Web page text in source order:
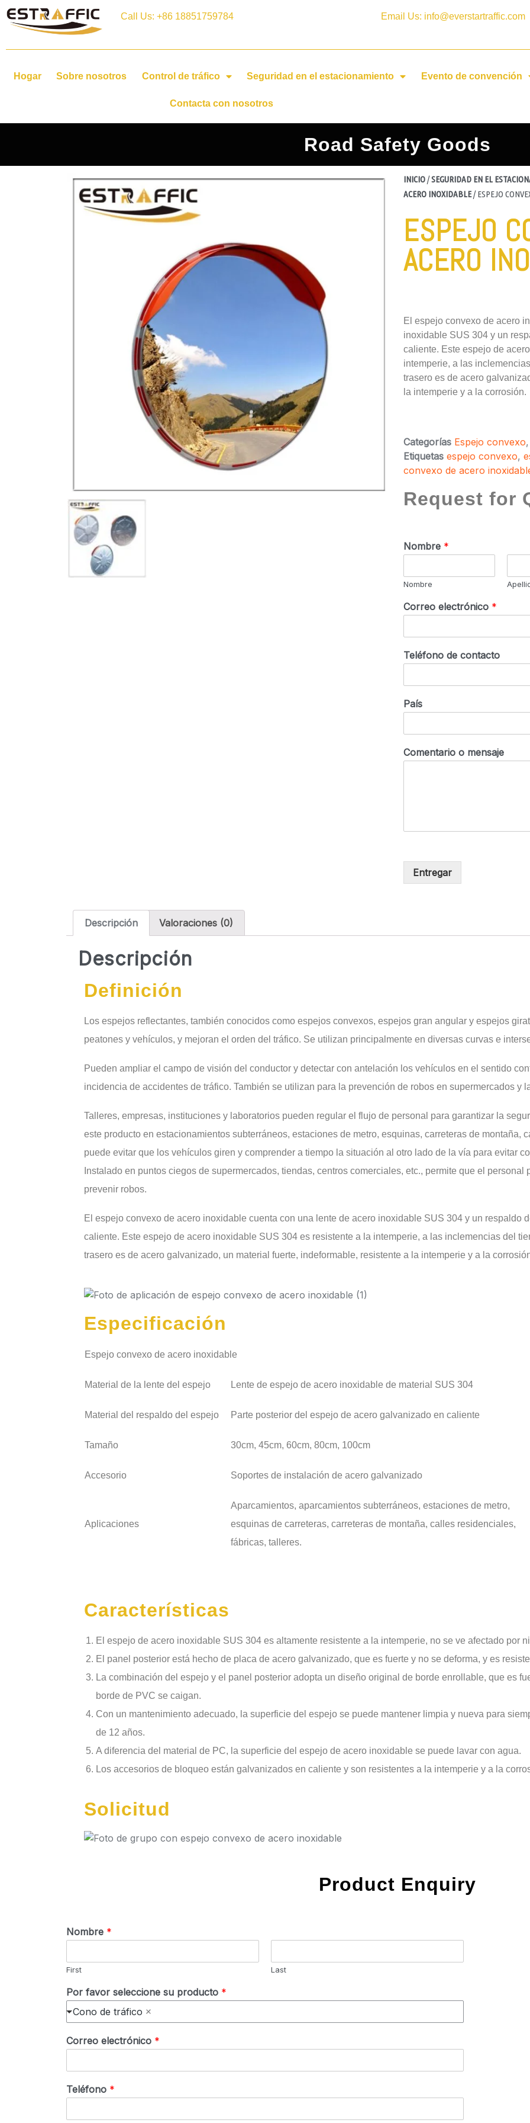
Call Us: +86 18851759784 Email Us: info@everstartraffic.com
Hogar Sobre nosotros Control de tráfico Seguridad en el estacionamiento Evento de convención
Contacta con nosotros
Road Safety Goods
INICIO/SEGURIDAD EN EL
ACERO INOXIDABLE/ ESPEJO
ESPEJO
ACERO
El espejo convexo de acero
inoxidable SUS 304 y un
caliente. Este espejo de
intemperie, a las
trasero es de acero
la intemperie y a la corrosión.
Categorías Espejo convexo
Etiquetas espejo convexo,
convexo de acero
Request for
Nombre *
Nombre
Correo electrónico *
Teléfono de contacto
País
Comentario o mensaje
Entregar
Descripción Valoraciones (0)
Descripción
Definición
Los espejos reflectantes, también conocidos como espejos convexos, espejos gran angular y espejos
peatones y vehículos, y mejoran el orden del tráfico. Se utilizan principalmente en diversas curvas e
Pueden ampliar el campo de visión del conductor y detectar con antelación los vehículos en el sentido
incidencia de accidentes de tráfico. También se utilizan para la prevención de robos en supermercados y
Talleres, empresas, instituciones y laboratorios pueden regular el flujo de personal para garantizar la
este producto en estacionamientos subterráneos, estaciones de metro, esquinas, carreteras de montaña,
puede evitar que los vehículos giren y comprender a tiempo la situación al otro lado de la vía para evitar
Instalado en puntos ciegos de supermercados, tiendas, centros comerciales, etc., permite que el
prevenir robos.
El espejo convexo de acero inoxidable cuenta con una lente de acero inoxidable SUS 304 y un respaldo
caliente. Este espejo de acero inoxidable SUS 304 es resistente a la intemperie, a las inclemencias del
trasero es de acero galvanizado, un material fuerte, indeformable, resistente a la intemperie y a la
Especificación
Espejo convexo de acero inoxidable
Material de la lente del espejo Lente de espejo de acero inoxidable de material SUS 304
Material del respaldo del espejo Parte posterior del espejo de acero galvanizado en caliente
Tamaño 30cm, 45cm, 60cm, 80cm, 100cm
Accesorio Soportes de instalación de acero galvanizado
Aplicaciones
Aparcamientos, aparcamientos subterráneos, estaciones de metro,
esquinas de carreteras, carreteras de montaña, calles residenciales,
fábricas, talleres.
Características
El espejo de acero inoxidable SUS 304 es altamente resistente a la intemperie, no se ve afectado por
El panel posterior está hecho de placa de acero galvanizado, que es fuerte y no se deforma, y ​​es
La combinación del espejo y el panel posterior adopta un diseño original de borde enrollable, que es
borde de PVC se caigan.
Con un mantenimiento adecuado, la superficie del espejo se puede mantener limpia y nueva para
de 12 años.
A diferencia del material de PC, la superficie del espejo de acero inoxidable se puede lavar con agua.
Los accesorios de bloqueo están galvanizados en caliente y son resistentes a la intemperie y a la
Solicitud
Product Enquiry
Nombre *
First Last
Por favor seleccione su producto *
Cono de tráfico
Correo electrónico *
Teléfono *